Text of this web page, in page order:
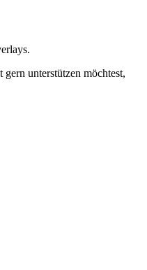
unterstützen möchtest,